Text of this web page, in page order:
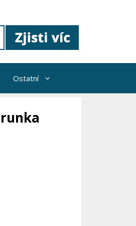
Ostatní